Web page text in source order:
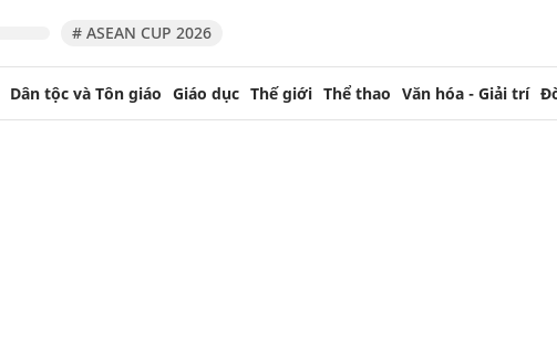
# ASEAN CUP 2026
Dân tộc và Tôn giáo Giáo dục Thế giới Thể thao Văn hóa - Giải trí